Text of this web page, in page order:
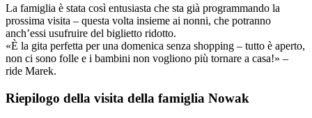
La famiglia è stata così entusiasta che sta già programmando la
prossima visita – questa volta insieme ai nonni, che potranno
anch’essi usufruire del biglietto ridotto.
«È la gita perfetta per una domenica senza shopping – tutto è aperto,
non ci sono folle e i bambini non vogliono più tornare a casa!» –
ride Marek.
Riepilogo della visita della famiglia Nowak